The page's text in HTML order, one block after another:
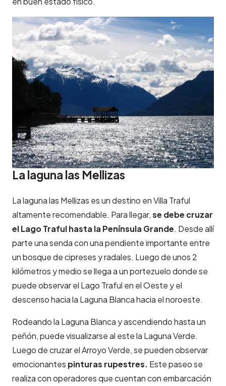
La laguna las Mellizas
La laguna las Mellizas es un destino en Villa Traful
altamente recomendable. Para llegar,se debe cruzar
el Lago Traful hasta la Península Grande. Desde allí
parte una senda con una pendiente importante entre
un bosque de cipreses y radales. Luego de unos 2
kilómetros y medio se llega a un portezuelo donde se
puede observar el Lago Traful en el Oeste y el
descenso hacia la Laguna Blanca hacia el noroeste.
Rodeando la Laguna Blanca y ascendiendo hasta un
peñón, puede visualizarse al este la Laguna Verde.
Luego de cruzar el Arroyo Verde, se pueden observar
emocionantes pinturas rupestres. Este paseo se
realiza con operadores que cuentan con embarcación